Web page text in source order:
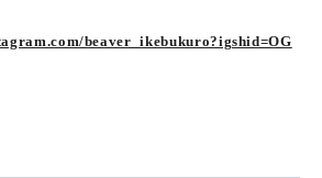
beaver_ikebukuro?igshid=OG